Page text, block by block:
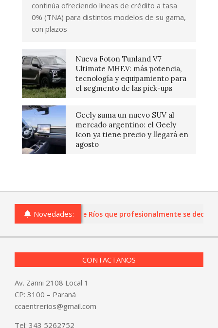
continúa ofreciendo líneas de crédito a tasa
0% (TNA) para distintos modelos de su gama,
con plazos
Nueva Foton Tunland V7
Ultimate MHEV: más potencia,
tecnología y equipamiento para
el segmento de las pick-ups
Geely suma un nuevo SUV al
mercado argentino: el Geely
Icon ya tiene precio y llegará en
agosto
Novedades:
o comercios de Entre Ríos que profesionalmente se
CONTACTANOS
Av. Zanni 2108 Local 1
CP: 3100 – Paraná
ccaentrerios@gmail.com
Tel: 343 5262752